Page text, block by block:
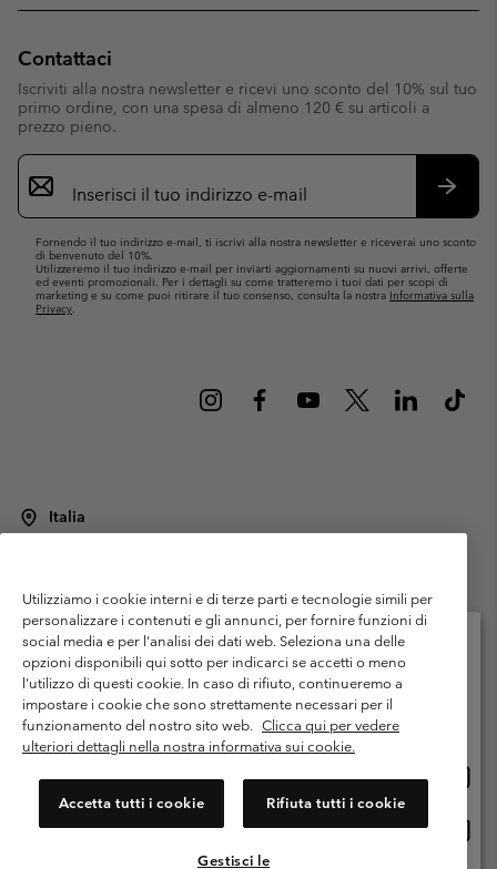
Contattaci
Iscriviti alla nostra newsletter e ricevi uno sconto del 10% sul tuo
primo ordine, con una spesa di almeno 120 € su articoli a
prezzo pieno.
Iscrizione
e-
mail
Fornendo il tuo indirizzo e-mail, ti iscrivi alla nostra newsletter e riceverai uno sconto
di benvenuto del 10%.
Utilizzeremo il tuo indirizzo e-mail per inviarti aggiornamenti su nuovi arrivi, offerte
ed eventi promozionali. Per i dettagli su come tratteremo i tuoi dati per scopi di
marketing e su come puoi ritirare il tuo consenso, consulta la nostra Informativa sulla
Privacy.
Italia
Termini di utilizzo
Condizioni Generali di Venditaa
Garanzia
Politica sulla privacy
Termini e condizioni del programma di membership
Condizioni di utilizzo dei contenuti generati dagli utenti
Impressum
Cookies
Public CBCR
Servizio clienti: Lun. - ven. 9:00 - 13:00 & 14:00- 18:00
(+)390694804176
Utilizziamo i cookie interni e di terze parti e tecnologie simili per
personalizzare i contenuti e gli annunci, per fornire funzioni di
social media e per l'analisi dei dati web. Seleziona una delle
opzioni disponibili qui sotto per indicarci se accetti o meno
l'utilizzo di questi cookie. In caso di rifiuto, continueremo a
impostare i cookie che sono strettamente necessari per il
funzionamento del nostro sito web. Clicca qui per vedere
ulteriori dettagli nella nostra informativa sui cookie.
Accetta tutti i cookie Rifiuta tutti i cookie
Gestisci le
Seleziona il paese di spedizione e la lingua
Shopping online disponibile
online
Italia
online